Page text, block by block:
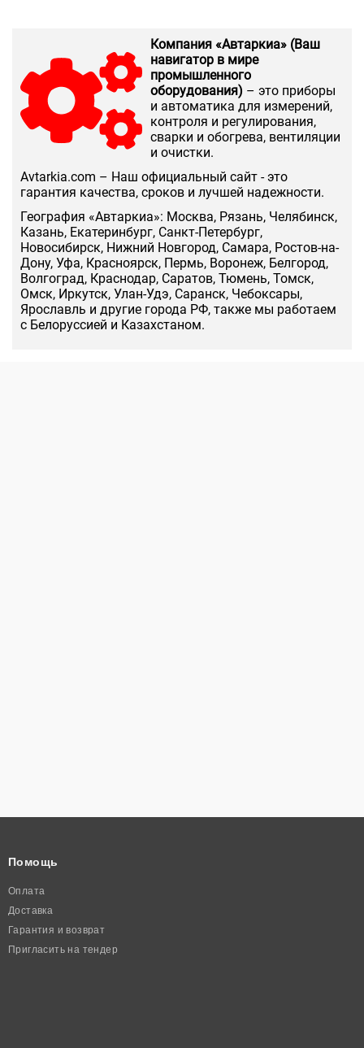
Компания «Автаркиа» (Ваш
навигатор в мире
промышленного
оборудования) – это приборы
и автоматика для измерений,
контроля и регулирования,
сварки и обогрева, вентиляции
и очистки.
Аvtarkia.com – Наш официальный сайт - это
гарантия качества, сроков и лучшей надежности.
География «Автаркиа»: Москва, Рязань, Челябинск,
Казань, Екатеринбург, Санкт-Петербург,
Новосибирск, Нижний Новгород, Самара, Ростов-на-
Дону, Уфа, Красноярск, Пермь, Воронеж, Белгород,
Волгоград, Краснодар, Саратов, Тюмень, Томск,
Омск, Иркутск, Улан-Удэ, Саранск, Чебоксары,
Ярославль и другие города РФ, также мы работаем
с Белоруссией и Казахстаном.
Помощь
Оплата
Доставка
Гарантия и возврат
Пригласить на тендер